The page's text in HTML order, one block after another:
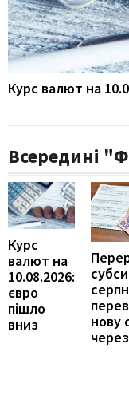
Курс валют на
Всередині
Курс
валют на
10.08.2026:
євро
пішло
вниз
нову